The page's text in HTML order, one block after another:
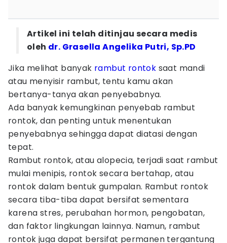
Artikel ini telah ditinjau secara medis
oleh dr. Grasella Angelika Putri, Sp.PD
Jika melihat banyak rambut rontok saat mandi
atau menyisir rambut, tentu kamu akan
bertanya-tanya akan penyebabnya.
Ada banyak kemungkinan penyebab rambut
rontok, dan penting untuk menentukan
penyebabnya sehingga dapat diatasi dengan
tepat.
Rambut rontok, atau alopecia, terjadi saat rambut
mulai menipis, rontok secara bertahap, atau
rontok dalam bentuk gumpalan. Rambut rontok
secara tiba-tiba dapat bersifat sementara
karena stres, perubahan hormon, pengobatan,
dan faktor lingkungan lainnya. Namun, rambut
rontok juga dapat bersifat permanen tergantung